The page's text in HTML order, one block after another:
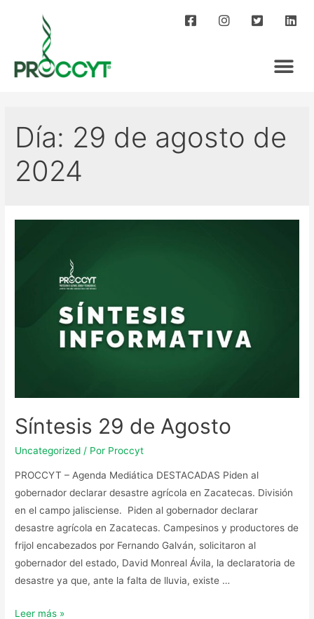
Día: 29 de agosto de
2024
Síntesis 29 de Agosto
Uncategorized / Por Proccyt
PROCCYT – Agenda Mediática DESTACADAS Piden al
gobernador declarar desastre agrícola en Zacatecas. División
en el campo jalisciense. Piden al gobernador declarar
desastre agrícola en Zacatecas. Campesinos y productores de
frijol encabezados por Fernando Galván, solicitaron al
gobernador del estado, David Monreal Ávila, la declaratoria de
desastre ya que, ante la falta de lluvia, existe …
Leer más »